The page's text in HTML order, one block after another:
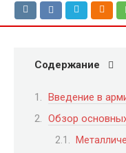
Содержание
Введение в
Обзор